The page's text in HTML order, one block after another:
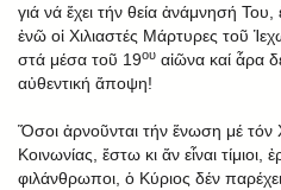
γιά νά ἔχει τήν θεία ἀνάμνησή Του,
ἐνῶ οἱ Χιλιαστές Μάρτυρες τοῦ
στά μέσα τοῦ 19ου αἰῶνα καί ἆρα
αὐθεντική ἄποψη!
Ὅσοι ἀρνοῦνται τήν ἕνωση μέ τόν
Κοινωνίας, ἔστω κι ἄν εἶναι τίμιοι,
φιλάνθρωποι, ὁ Κύριος δέν